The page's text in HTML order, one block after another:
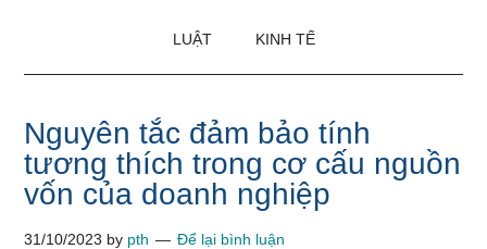
LUẬT KINH TẾ
Nguyên tắc đảm bảo tính
tương thích trong cơ cấu nguồn
vốn của doanh nghiệp
31/10/2023 by pth Để lại bình luận